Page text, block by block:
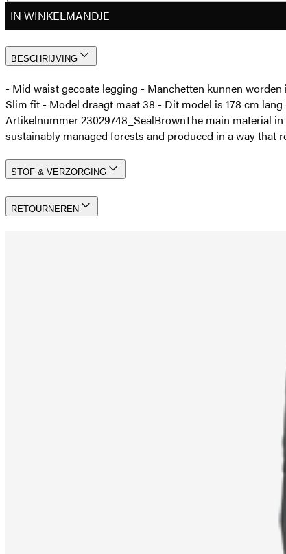
IN WINKELMANDJE
BESCHRIJVING
- Mid waist gecoate legging - Manchetten kunnen
Slim fit - Model draagt maat 38 - Dit model is 178 cm
Artikelnummer 23029748_SealBrownThe main material
sustainably managed forests and produced in a way that
STOF & VERZORGING
RETOURNEREN